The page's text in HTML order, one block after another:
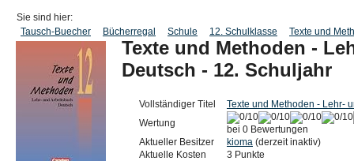
Sie sind hier:
Tausch-Buecher
Bücherregal Schule 12. Schulklasse Texte und
Texte und Methoden -
Deutsch - 12. Schuljahr
Vollständiger Titel
Texte und Methoden - Lehr-
Wertung
bei 0 Bewertungen
Aktueller Besitzer
kioma (derzeit inaktiv)
Aktuelle Kosten
3 Punkte